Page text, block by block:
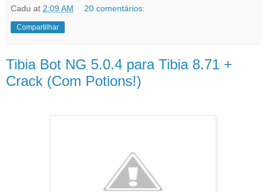
Cadu at 2:09 AM 20 comentários:
Compartilhar
Tibia Bot NG 5.0.4 para Tibia 8.71 +
Crack (Com Potions!)